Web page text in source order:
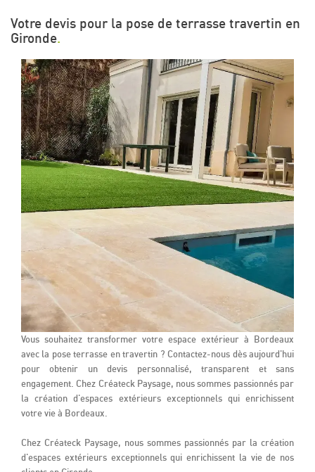
Votre devis pour la pose de terrasse travertin en
Gironde.
Vous souhaitez transformer votre espace extérieur à Bordeaux
avec la pose terrasse en travertin ? Contactez-nous dès aujourd'hui
pour obtenir un devis personnalisé, transparent et sans
engagement. Chez Créateck Paysage, nous sommes passionnés par
la création d'espaces extérieurs exceptionnels qui enrichissent
votre vie à Bordeaux.
Chez Créateck Paysage, nous sommes passionnés par la création
d'espaces extérieurs exceptionnels qui enrichissent la vie de nos